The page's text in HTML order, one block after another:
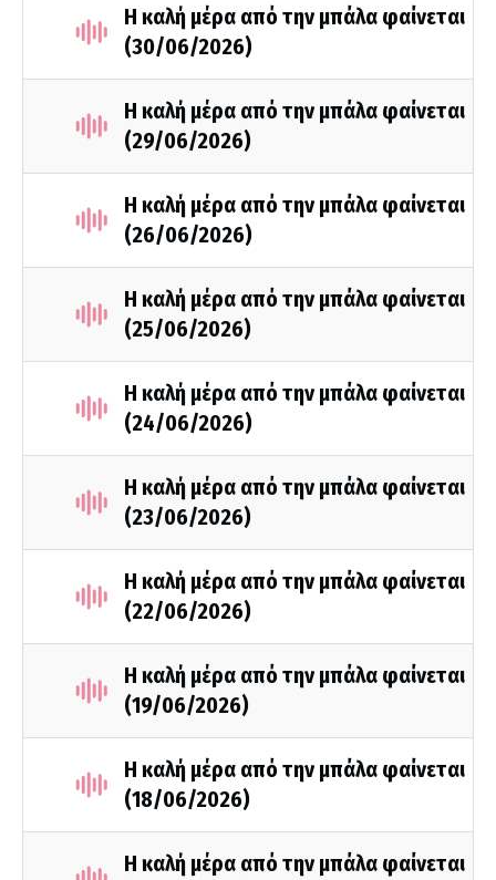
Η καλή μέρα από την μπάλα φαίνεται
(30/06/2026)
Η καλή μέρα από την μπάλα φαίνεται
(29/06/2026)
Η καλή μέρα από την μπάλα φαίνεται
(26/06/2026)
Η καλή μέρα από την μπάλα φαίνεται
(25/06/2026)
Η καλή μέρα από την μπάλα φαίνεται
(24/06/2026)
Η καλή μέρα από την μπάλα φαίνεται
(23/06/2026)
Η καλή μέρα από την μπάλα φαίνεται
(22/06/2026)
Η καλή μέρα από την μπάλα φαίνεται
(19/06/2026)
Η καλή μέρα από την μπάλα φαίνεται
(18/06/2026)
Η καλή μέρα από την μπάλα φαίνεται